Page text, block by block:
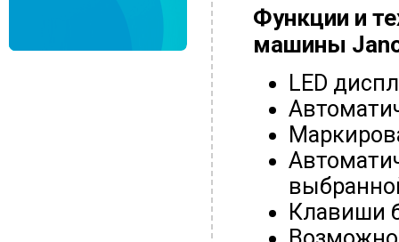
Функции и
машины
LED
Клавиши